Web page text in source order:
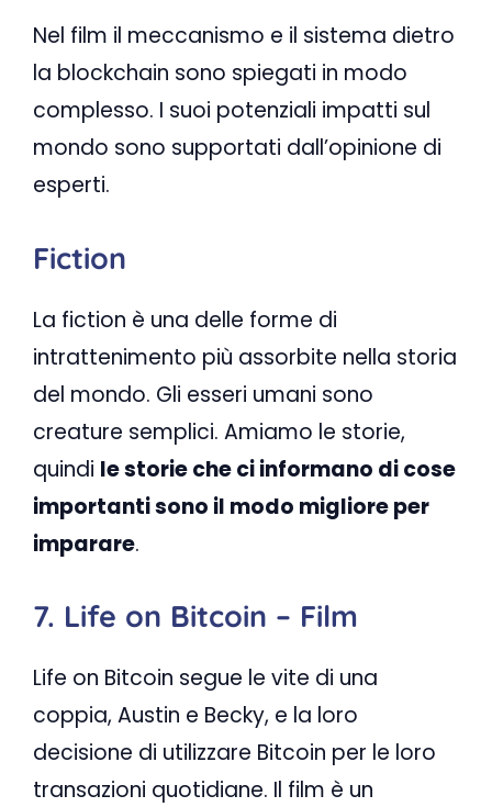
Nel film il meccanismo e il sistema dietro
la blockchain sono spiegati in modo
complesso. I suoi potenziali impatti sul
mondo sono supportati dall’opinione di
esperti.
Fiction
La fiction è una delle forme di
intrattenimento più assorbite nella storia
del mondo. Gli esseri umani sono
creature semplici. Amiamo le storie,
quindi le storie che ci informano di cose
importanti sono il modo migliore per
imparare.
7. Life on Bitcoin – Film
Life on Bitcoin segue le vite di una
coppia, Austin e Becky, e la loro
decisione di utilizzare Bitcoin per le loro
transazioni quotidiane. Il film è un